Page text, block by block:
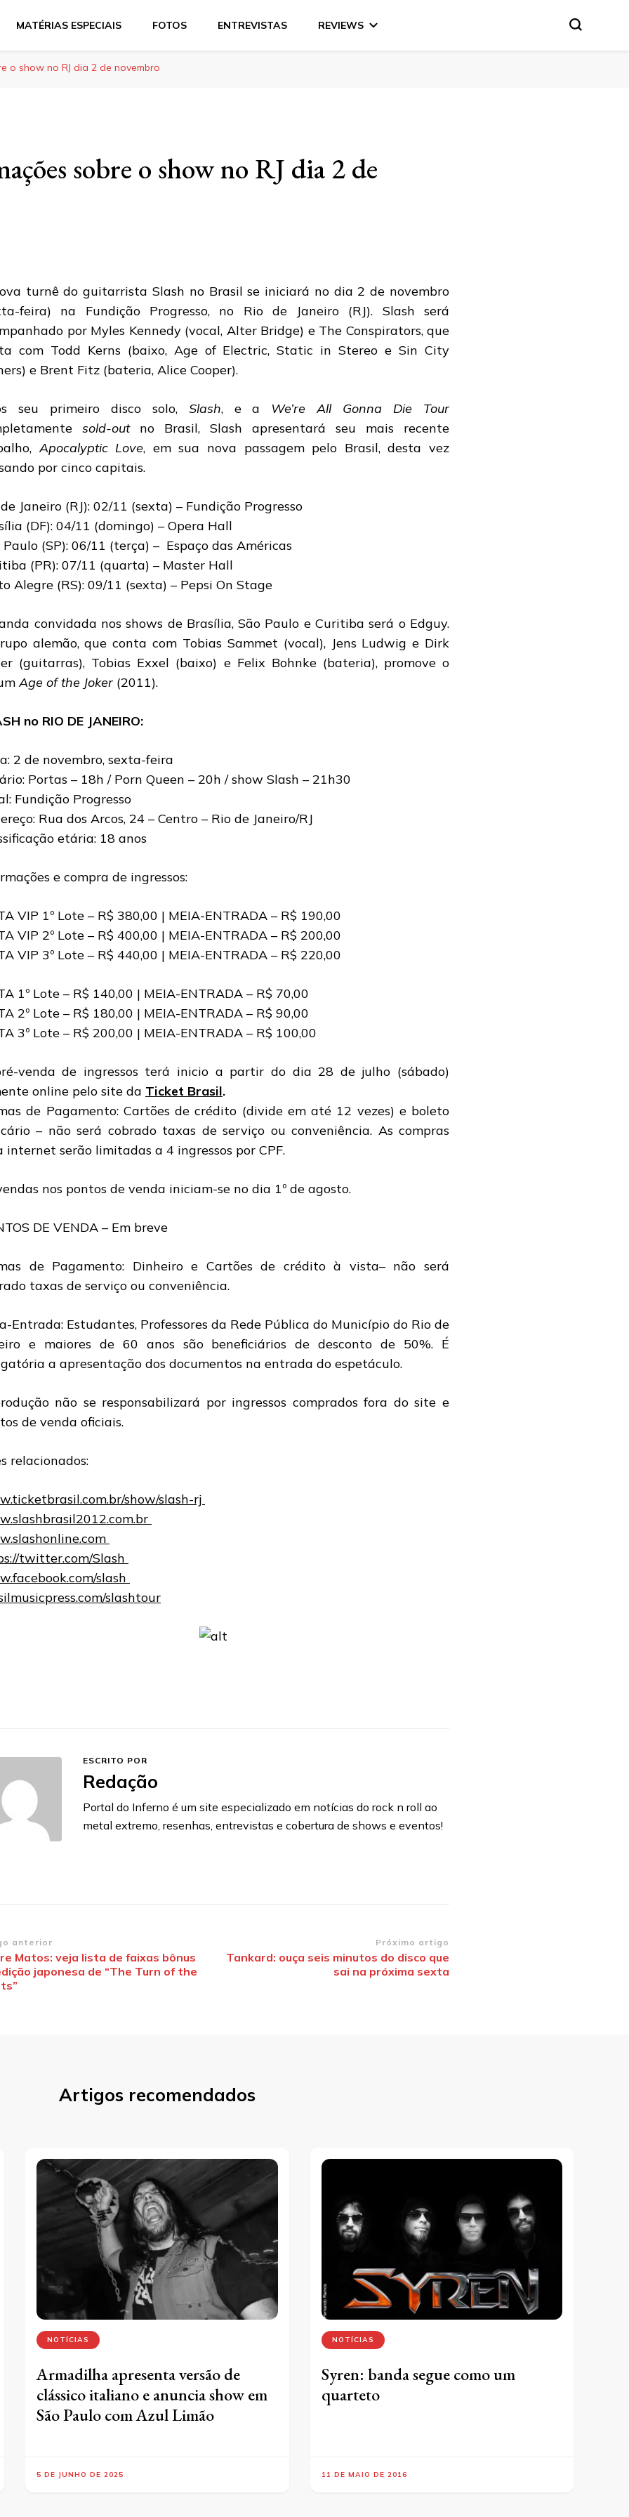
MATÉRIAS ESPECIAIS FOTOS ENTREVISTAS REVIEWS
o show no RJ dia 2 de novembro
sobre o show no RJ dia 2 de
turnê do guitarrista Slash no Brasil se iniciará no dia 2 de novembro
feira) na Fundição Progresso, no Rio de Janeiro (RJ). Slash será
por Myles Kennedy (vocal, Alter Bridge) e The Conspirators, que
com Todd Kerns (baixo, Age of Electric, Static in Stereo e Sin City
e Brent Fitz (bateria, Alice Cooper).
seu primeiro disco solo, Slash, e a We’re All Gonna Die Tour
sold-outno Brasil, Slash apresentará seu mais recente
Apocalyptic Love, em sua nova passagem pelo Brasil, desta vez
por cinco capitais.
Janeiro (RJ): 02/11 (sexta) – Fundição Progresso
(DF): 04/11 (domingo) – Opera Hall
Paulo (SP): 06/11 (terça) – Espaço das Américas
(PR): 07/11 (quarta) – Master Hall
Alegre (RS): 09/11 (sexta) – Pepsi On Stage
convidada nos shows de Brasília, São Paulo e Curitiba será o Edguy.
alemão, que conta com Tobias Sammet (vocal), Jens Ludwig e Dirk
(guitarras), Tobias Exxel (baixo) e Felix Bohnke (bateria), promove o
Age of the Joker (2011).
no RIO DE JANEIRO:
2 de novembro, sexta-feira
Portas – 18h / Porn Queen – 20h / show Slash – 21h30
Fundição Progresso
Rua dos Arcos, 24 – Centro – Rio de Janeiro/RJ
etária: 18 anos
e compra de ingressos:
VIP 1º Lote – R$ 380,00 | MEIA-ENTRADA – R$ 190,00
VIP 2º Lote – R$ 400,00 | MEIA-ENTRADA – R$ 200,00
VIP 3º Lote – R$ 440,00 | MEIA-ENTRADA – R$ 220,00
1º Lote – R$ 140,00 | MEIA-ENTRADA – R$ 70,00
2º Lote – R$ 180,00 | MEIA-ENTRADA – R$ 90,00
3º Lote – R$ 200,00 | MEIA-ENTRADA – R$ 100,00
venda de ingressos terá inicio a partir do dia 28 de julho (sábado)
online pelo site da Ticket Brasil.
de Pagamento: Cartões de crédito (divide em até 12 vezes) e boleto
– não será cobrado taxas de serviço ou conveniência. As compras
internet serão limitadas a 4 ingressos por CPF.
nos pontos de venda iniciam-se no dia 1º de agosto.
DE VENDA – Em breve
de Pagamento: Dinheiro e Cartões de crédito à vista– não será
taxas de serviço ou conveniência.
Entrada: Estudantes, Professores da Rede Pública do Município do Rio de
e maiores de 60 anos são beneficiários de desconto de 50%. É
a apresentação dos documentos na entrada do espetáculo.
não se responsabilizará por ingressos comprados fora do site e
de venda oficiais.
relacionados:
show/slash-rj
twitter.com/Slash
slash
slashtour
ESCRITO POR
Redação
Portal do Inferno é um site especializado em notícias do rock n roll ao
metal extremo, resenhas, entrevistas e cobertura de shows e eventos!
anterior
Matos: veja lista de faixas bônus
japonesa de “The Turn of the
Próximo artigo
Tankard: ouça seis minutos do disco que
sai na próxima sexta
Artigos recomendados
NOTÍCIAS
Armadilha apresenta versão de
clássico italiano e anuncia show em
São Paulo com Azul Limão
5 DE JUNHO DE 2025
NOTÍCIAS
Syren: banda segue como um
quarteto
11 DE MAIO DE 2016